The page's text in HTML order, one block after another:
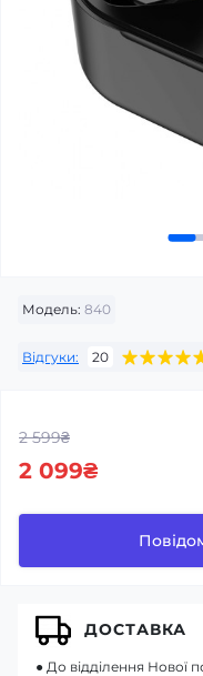
Модель: 840
Відгуки: 20
2 599₴
2 099₴
ДОСТАВКА
● До відділення Нової